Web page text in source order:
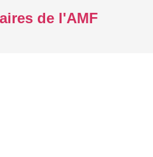
de l'AMF